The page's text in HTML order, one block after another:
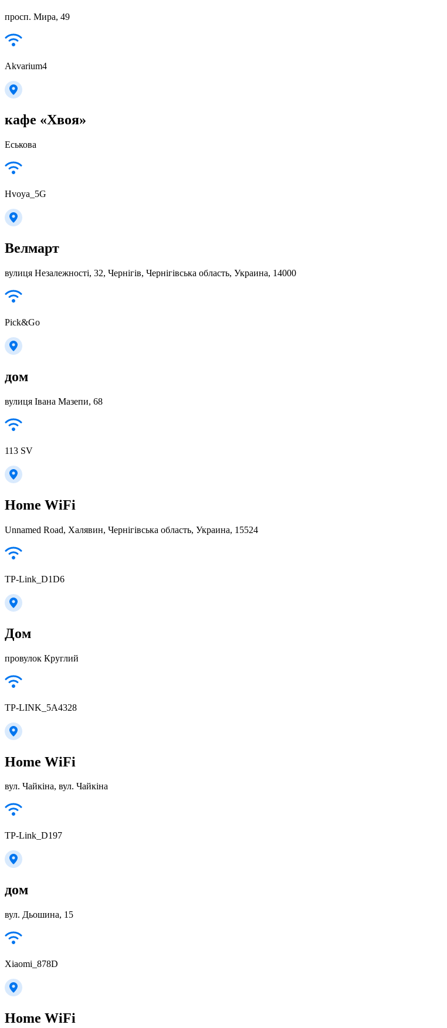
просп. Мира, 49
Akvarium4
кафе «Хвоя»
Еськова
Hvoya_5G
Велмарт
вулиця Незалежності, 32, Чернігів, Чернігівська область, Украина, 14000
Pick&Go
дом
вулиця Івана Мазепи, 68
113 SV
Home WiFi
Unnamed Road, Халявин, Чернігівська область, Украина, 15524
TP-Link_D1D6
Дом
провулок Круглий
TP-LINK_5A4328
Home WiFi
вул. Чайкіна, вул. Чайкіна
TP-Link_D197
дом
вул. Дьошина, 15
Xiaomi_878D
Home WiFi